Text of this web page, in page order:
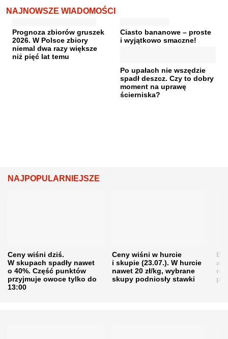
NAJNOWSZE WIADOMOŚCI
Prognoza zbiorów gruszek
2026. W Polsce zbiory
niemal dwa razy większe
niż pięć lat temu
Ciasto bananowe – proste
i wyjątkowo smaczne!
Po upałach nie wszędzie
spadł deszcz. Czy to dobry
moment na uprawę
ścierniska?
NAJPOPULARNIEJSZE
Ceny wiśni dziś.
W skupach spadły nawet
o 40%. Część punktów
przyjmuje owoce tylko do
13:00
Ceny wiśni w hurcie
i skupie (23.07.). W hurcie
nawet 20 zł/kg, wybrane
skupy podniosły stawki